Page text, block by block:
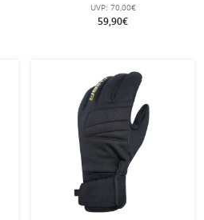
UVP: 70,00€
59,90€